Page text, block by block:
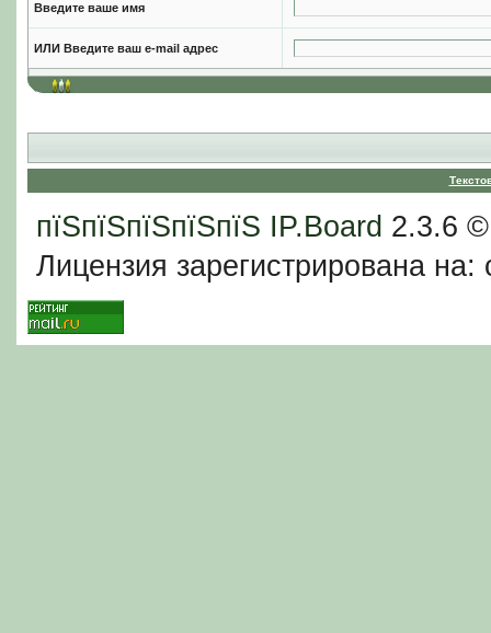
Введите ваше имя
ИЛИ Введите ваш e-mail адрес
пїЅпїЅпїЅпїЅпїЅ IP.Board 2.3.6
Лицензия зарегистрирована